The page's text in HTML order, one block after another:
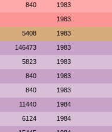
840 1983
1983
5408 1983
146473 1983
5823 1983
840 1983
840 1983
11440 1984
6124 1984